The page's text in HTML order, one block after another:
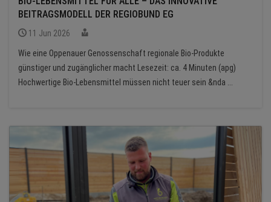
BEITRAGSMODELL DER REGIOBUND EG
11 Jun 2026
Wie eine Oppenauer Genossenschaft regionale Bio-Produkte
günstiger und zugänglicher macht Lesezeit: ca. 4 Minuten (apg)
Hochwertige Bio-Lebensmittel müssen nicht teuer sein &nda ...